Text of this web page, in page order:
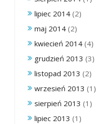
lipiec 2014 (2)
maj 2014 (2)
kwiecień 2014 (4)
grudzień 2013 (3)
listopad 2013 (2)
wrzesień 2013 (1)
sierpień 2013 (1)
lipiec 2013 (1)